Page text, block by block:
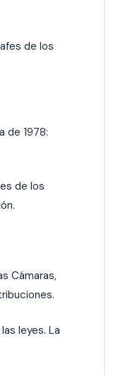
de los
de 1978:
de los
Cámaras,
leyes. La